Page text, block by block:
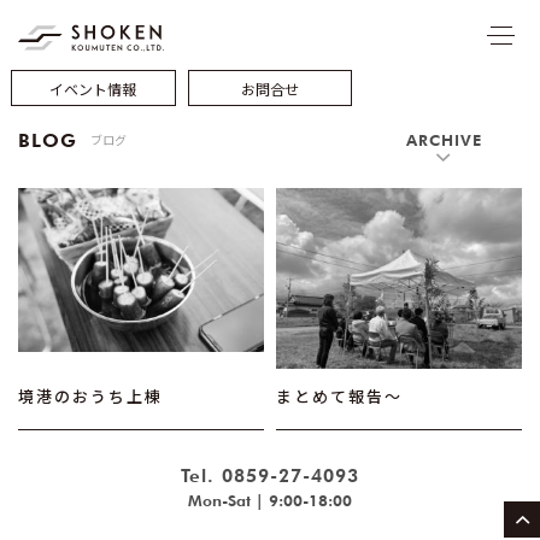
イベント情報 お問合せ
BLOG ブログ ARCHIVE
境港のおうち上棟 まとめて報告～
Tel. 0859-27-4093
Mon-Sat | 9:00-18:00